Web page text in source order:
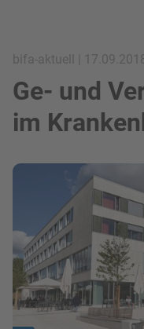
bifa-aktuell |
Ge- und
im
Bild in Lightbox zeigen